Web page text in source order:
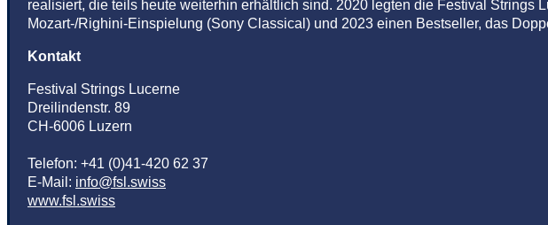
realisiert, die teils heute weiterhin erhältlich sind. 2020 legten die Festival Strings
Mozart-/Righini-Einspielung (Sony Classical) und 2023 einen Bestseller, das
Kontakt
Festival Strings Lucerne
Dreilindenstr. 89
CH-6006 Luzern
Telefon: +41 (0)41-420 62 37
E-Mail: info@fsl.swiss
www.fsl.swiss